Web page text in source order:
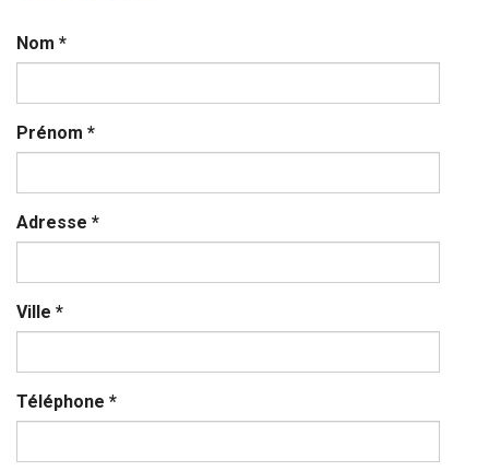
Nom *
Prénom *
Adresse *
Ville *
Téléphone *